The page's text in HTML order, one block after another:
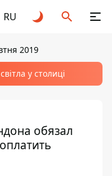
RU
2019
у столиці
обязал